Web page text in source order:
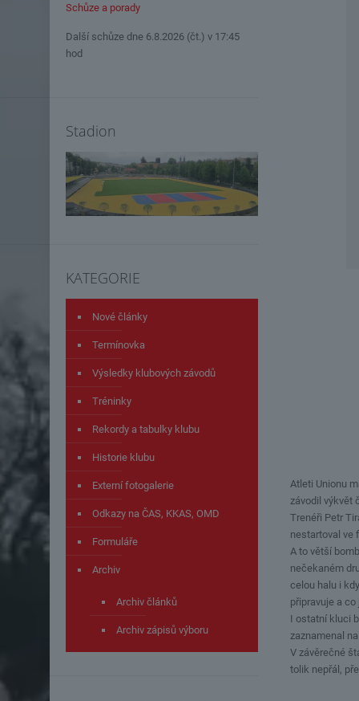
Atleti Unionu
závodil výkvět
Trenéři Petr
nestartoval ve
A to větší
nečekaném
celou halu i
připravuje a
I ostatní kluci
zaznamenal
V závěrečné
tolik nepřál,
Schůze a porady
Další schůze dne 6.8.2026 (čt.) v 17:45
hod
Stadion
KATEGORIE
Nové články
Termínovka
Výsledky klubových závodů
Tréninky
Rekordy a tabulky klubu
Historie klubu
Externí fotogalerie
Odkazy na ČAS, KKAS, OMD
Formuláře
Archiv
Archiv článků
Archiv zápisů výboru